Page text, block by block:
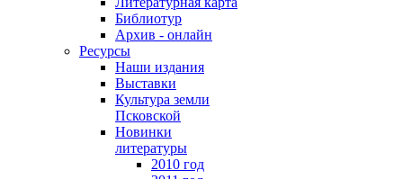
Библиотур
Архив - онлайн
Ресурсы
Наши издания
Выставки
Культура земли
Псковской
Новинки
литературы
2010 год